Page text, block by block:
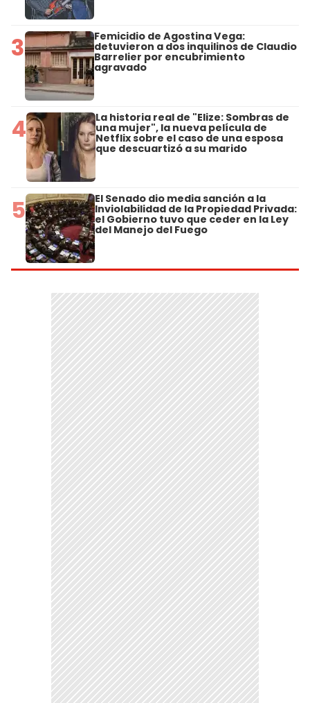
3 Femicidio de Agostina Vega:
detuvieron a dos inquilinos de Claudio
Barrelier por encubrimiento
agravado
4 La historia real de "Elize: Sombras de
una mujer", la nueva película de
Netflix sobre el caso de una esposa
que descuartizó a su marido
5 El Senado dio media sanción a la
Inviolabilidad de la Propiedad Privada:
el Gobierno tuvo que ceder en la Ley
del Manejo del Fuego